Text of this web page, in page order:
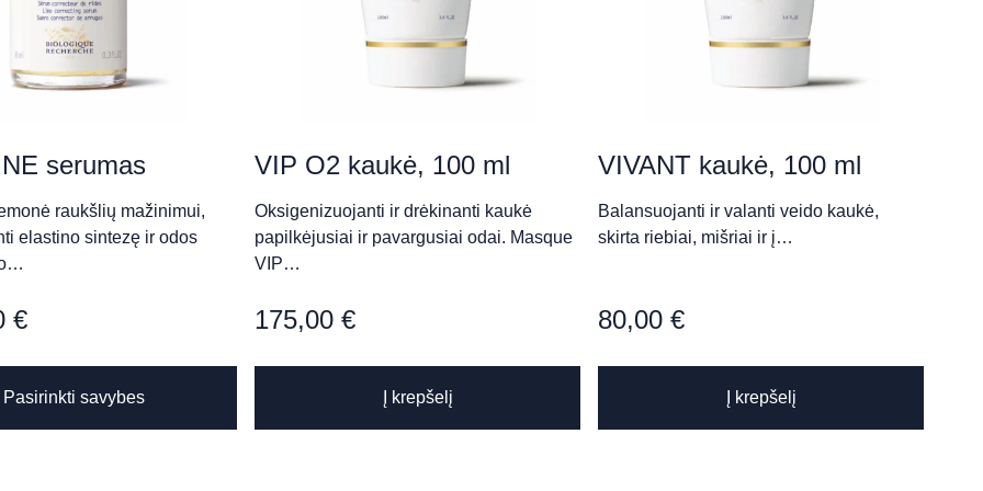
g.)
serumas
raukšlių mažinimui,
elastino sintezę ir odos
€
Pasirinkti savybes
has
VIP O2 kaukė, 100 ml
Oksigenizuojanti ir drėkinanti kaukė
papilkėjusiai ir pavargusiai odai. Masque
VIP…
175,00 €
Į krepšelį
VIVANT kaukė, 100 ml
Balansuojanti ir valanti veido kaukė,
skirta riebiai, mišriai ir į…
80,00 €
Į krepšelį